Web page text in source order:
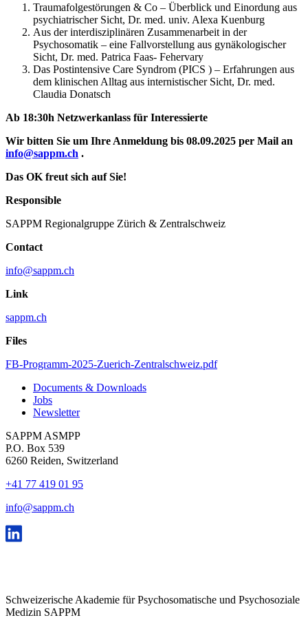
Traumafolgestörungen & Co – Überblick und Einordung aus
psychiatrischer Sicht, Dr. med. univ. Alexa Kuenburg
Aus der interdisziplinären Zusammenarbeit in der
Psychosomatik – eine Fallvorstellung aus gynäkologischer
Sicht, Dr. med. Patrica Faas- Fehervary
Das Postintensive Care Syndrom (PICS ) – Erfahrungen aus
dem klinischen Alltag aus internistischer Sicht, Dr. med.
Claudia Donatsch
Ab 18:30h Netzwerkanlass für Interessierte
Wir bitten Sie um Ihre Anmeldung bis 08.09.2025 per Mail an
info@sappm.ch .
Das OK freut sich auf Sie!
Responsible
SAPPM Regionalgruppe Zürich & Zentralschweiz
Contact
info@sappm.ch
Link
sappm.ch
Files
FB-Programm-2025-Zuerich-Zentralschweiz.pdf
Documents & Downloads
Jobs
Newsletter
SAPPM ASMPP
P.O. Box 539
6260 Reiden, Switzerland
+41 77 419 01 95
info@sappm.ch
Schweizerische Akademie für Psychosomatische und Psychosoziale
Medizin SAPPM